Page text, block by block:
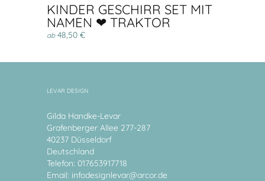
KINDER GESCHIRR SET MIT
NAMEN ❤ TRAKTOR
ab48,50 €
LEVAR DESIGN
Gilda Handke-Levar
Grafenberger Allee 277-287
40237 Düsseldorf
Deutschland
Telefon: 017653917718
Email: infodesignlevar@arcor.de